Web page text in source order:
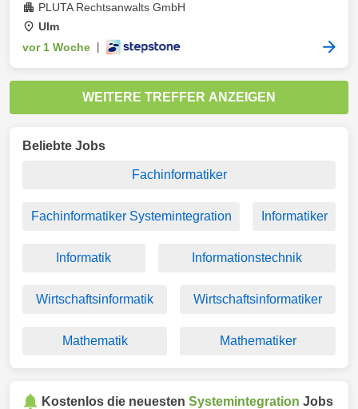
PLUTA Rechtsanwalts GmbH
Ulm
vor 1 Woche
WEITERE TREFFER ANZEIGEN
Beliebte Jobs
Fachinformatiker
Fachinformatiker Systemintegration Informatiker
Informatik Informationstechnik
Wirtschaftsinformatik Wirtschaftsinformatiker
Mathematik Mathematiker
Kostenlos die neuesten Systemintegration Jobs